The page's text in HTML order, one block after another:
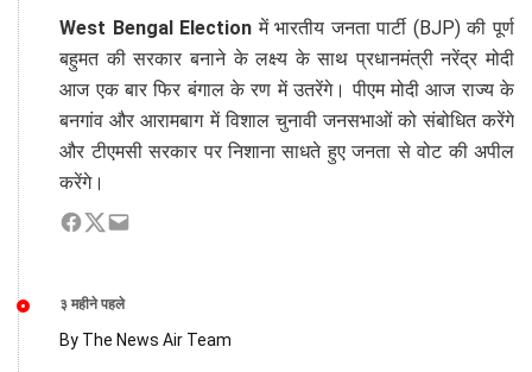
West Bengal Election में भारतीय जनता पार्टी (BJP) की पूर्ण
बहुमत की सरकार बनाने के लक्ष्य के साथ प्रधानमंत्री नरेंद्र मोदी
आज एक बार फिर बंगाल के रण में उतरेंगे। पीएम मोदी आज राज्य के
बनगांव और आरामबाग में विशाल चुनावी जनसभाओं को संबोधित करेंगे
और टीएमसी सरकार पर निशाना साधते हुए जनता से वोट की अपील
करेंगे।
३ महीने पहले
By The News Air Team